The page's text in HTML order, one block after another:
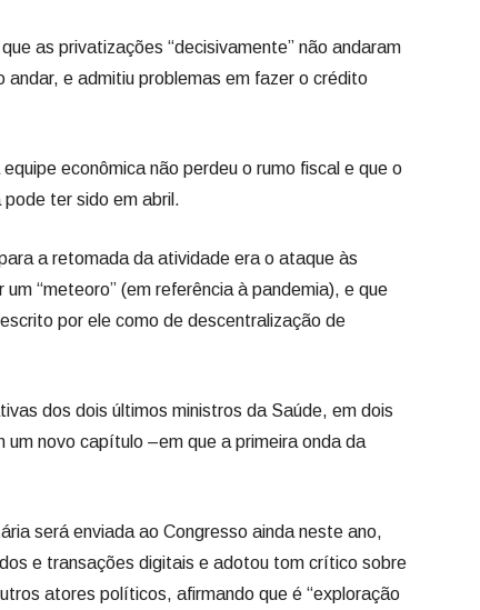
as privatizações “decisivamente” não andaram
e admitiu problemas em fazer o crédito
econômica não perdeu o rumo fiscal e que o
ter sido em abril.
a retomada da atividade era o ataque às
“meteoro” (em referência à pandemia), e que
por ele como de descentralização de
dos dois últimos ministros da Saúde, em dois
novo capítulo –em que a primeira onda da
será enviada ao Congresso ainda neste ano,
e transações digitais e adotou tom crítico sobre
atores políticos, afirmando que é “exploração